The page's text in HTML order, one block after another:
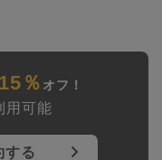
15％ オフ！
用可能
する